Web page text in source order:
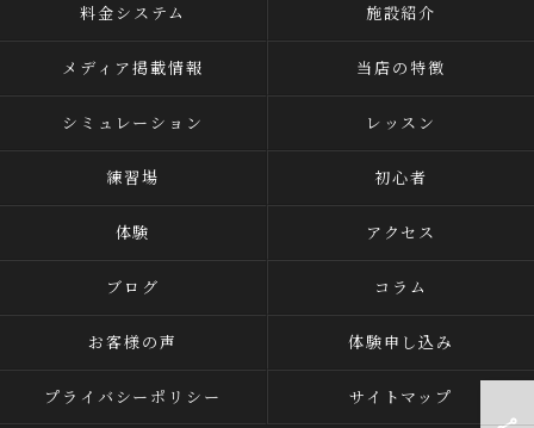
料金システム 施設紹介
メディア掲載情報 当店の特徴
シミュレーション レッスン
練習場 初心者
体験 アクセス
ブログ コラム
お客様の声 体験申し込み
プライバシーポリシー サイトマップ